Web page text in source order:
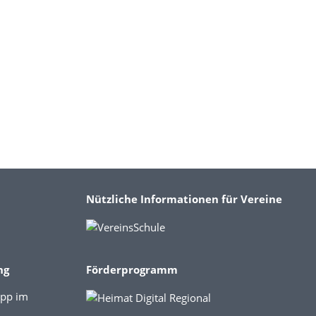
Nützliche Informationen für Vereine
Förderprogramm